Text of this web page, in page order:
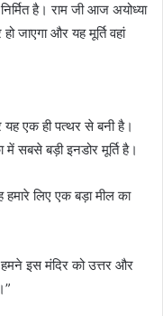
है। राम जी आज अयोध्या
जाएगा और यह मूर्ति वहां
एक ही पत्थर से बनी है।
सबसे बड़ी इनडोर मूर्ति है।
लिए एक बड़ा मील का
इस मंदिर को उत्तर और